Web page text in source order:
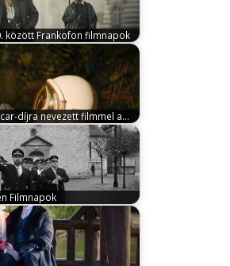
között Frankofon filmnapok
Intézet szervezésében
10.…
díjra nevezett filmmel a…
17. és 19. között a
kortárs…
Filmnapok
26. és 28. között a
kortárs…